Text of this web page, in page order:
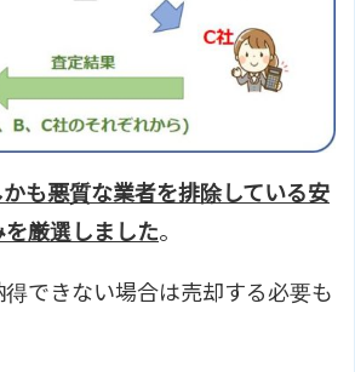
も悪質な業者を排除している安
厳選しました。
できない場合は売却する必要も